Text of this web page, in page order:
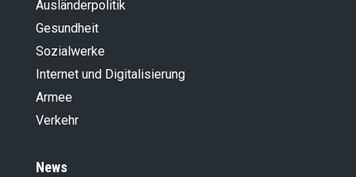
Ausländer­politik
Gesundheit
Sozialwerke
Internet und Digitalisierung
Armee
Verkehr
News